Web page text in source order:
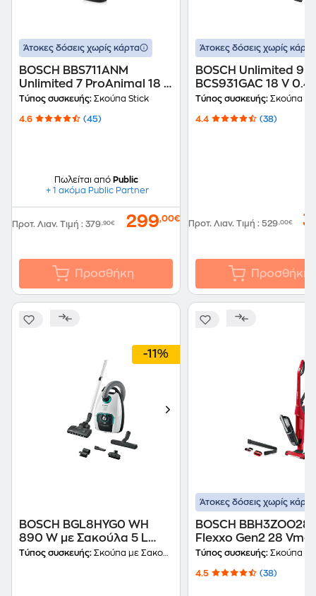
Άτοκες δόσεις χωρίς κάρτα
BOSCH BBS711ANM
Unlimited 7 ProAnimal 18 V
0.3 L Κόκκινη Σκούπα
Τύπος συσκευής: Σκούπα Stick
4.6 (45)
Πωλείται από Public
+ 1 ακόμα Public Partner
Προτ. Λιαν. Τιμή : 379,90€ 299,00€
Προσθήκη
Άτοκες δόσεις χωρίς κάρτα
BOSCH Unlimited 9
BCS931GAC 18 V 0.4
Graphite Σκούπα
Τύπος συσκευής: Σκούπα
4.4 (38)
Προτ. Λιαν. Τιμή : 529,00€
Προσθήκη
-11%
BOSCH BGL8HYG0 WH
890 W με Σακούλα 5 L
Λευκό Ηλεκτρική Σκούπα
Τύπος συσκευής: Σκούπα με Σακούλα
Άτοκες δόσεις χωρίς κάρτα
BOSCH BBH3ZOO28
Flexxo Gen2 28
ProAnimal Series 4
Stick
Τύπος συσκευής: Σκούπα
4.5 (38)